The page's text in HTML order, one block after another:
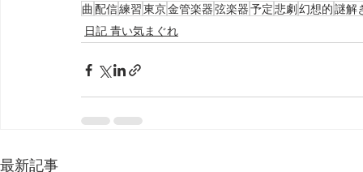
曲 配信練習東京金管楽器弦楽器予定悲劇幻想的謎解
日記 青い気まぐれ
最新記事